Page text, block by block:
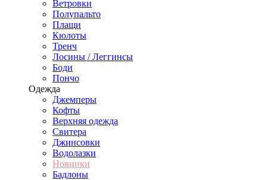
Ветровки
Полупальто
Плащи
Кюлоты
Тренч
Лосины / Леггинсы
Боди
Пончо
Одежда
Джемперы
Кофты
Верхняя одежда
Свитера
Джинсовки
Водолазки
Новинки
Бадлоны